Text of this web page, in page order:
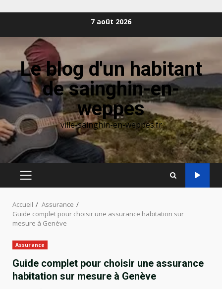
7 août 2026
Le blog d'un habitant
de sainghin-en-
weppes
ville-sainghin-en-weppes.fr
MENU
Accueil
Assurance
Guide complet pour choisir une assurance habitation sur
mesure à Genève
Assurance
Guide complet pour choisir une assurance
habitation sur mesure à Genève